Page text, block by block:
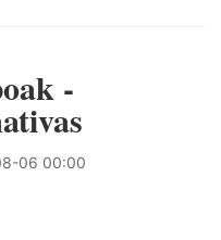
-
06 00:00